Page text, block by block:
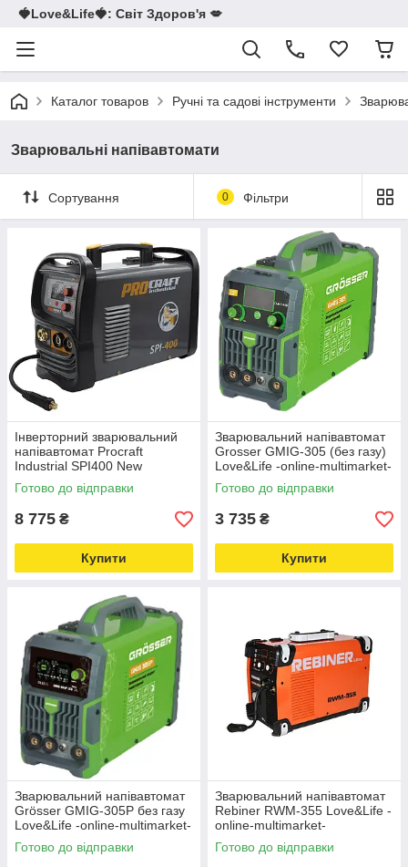
🍓Love&Life🍓: Світ Здоров'я 💋
Каталог товаров Ручні та садові інструменти
Зварювальні напівавтомати
Сортування 0 Фільтри
Інверторний зварювальний
напівавтомат Procraft
Industrial SPI400 New
Love&Life -online-multimarket-
Готово до відправки
8 775 ₴
Купити
Зварювальний напівавтомат
Grosser GMIG-305 (без газу)
Love&Life -online-multimarket-
Готово до відправки
3 735 ₴
Купити
Зварювальний напівавтомат
Grösser GMIG-305P без газу
Love&Life -online-multimarket-
Готово до відправки
Зварювальний напівавтомат
Rebiner RWM-355 Love&Life -
online-multimarket-
Готово до відправки